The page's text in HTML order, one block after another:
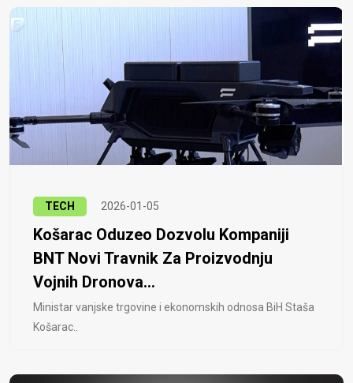
TECH 2026-01-05
Košarac Oduzeo Dozvolu Kompaniji
BNT Novi Travnik Za Proizvodnju
Vojnih Dronova...
Ministar vanjske trgovine i ekonomskih odnosa BiH Staša
Košarac..